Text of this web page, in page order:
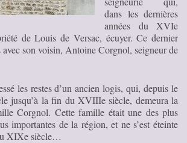
dans les dernières
années du XVIe
de Louis de Versac, écuyer. Ce dernier
avec son voisin, Antoine Corgnol, seigneur de
les restes d’un ancien logis, qui, depuis le
jusqu’à la fin du XVIIIe siècle, demeura la
Corgnol. Cette famille était une des plus
importantes de la région, et ne s’est éteinte
XIXe siècle…